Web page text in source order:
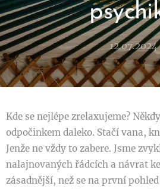
12.07.2024
Kde se nejlépe zrelaxujeme?
odpočinkem daleko. Stačí vana,
Jenže ne vždy to zabere. Jsme
nalajnovaných řádcích a návrat
zásadnější, než se na první